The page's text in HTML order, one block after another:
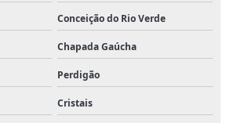
Conceição do Rio Verde
Chapada Gaúcha
Perdigão
Cristais